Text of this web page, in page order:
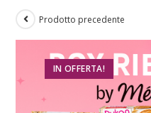
IN OFFERTA!
Prodotto precedente